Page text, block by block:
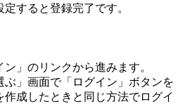
すると登録完了です。
」のリンクから進みます。
ぶ」画面で「ログイン」ボタンを
成したときと同じ方法でログイ